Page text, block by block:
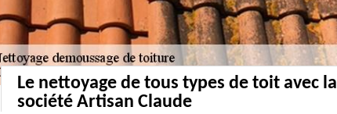
Le nettoyage de tous types de toit avec la
société Artisan Claude